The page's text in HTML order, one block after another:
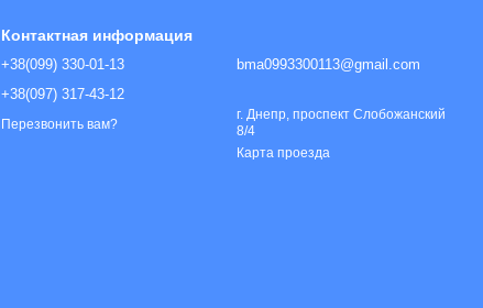
Контактная информация
+38(099) 330-01-13
+38(097) 317-43-12
Перезвонить вам?
bma0993300113@gmail.com
г. Днепр, проспект Слобожанский
8/4
Карта проезда